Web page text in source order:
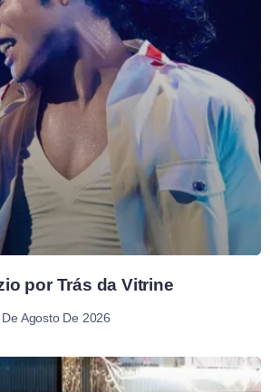
por Trás da Vitrine
Agosto De 2026